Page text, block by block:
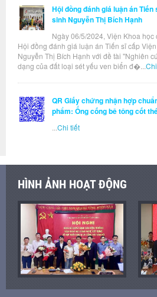
Hội đồng đánh giá luận án
sinh Nguyễn Thị Bích Hạnh
Ngày 06/5/2024, Viện Khoa
Hội đồng đánh giá luận án Tiến sĩ cấp
Nguyễn Thị Bích Hạnh với đề tài "Nghiên
dạng của đất loại sét yếu ven biển đ�...
QR Giấy chứng nhận hợp
phẩm: Ống cống bê tông cốt
Chi tiết
HÌNH ẢNH HOẠT ĐỘNG